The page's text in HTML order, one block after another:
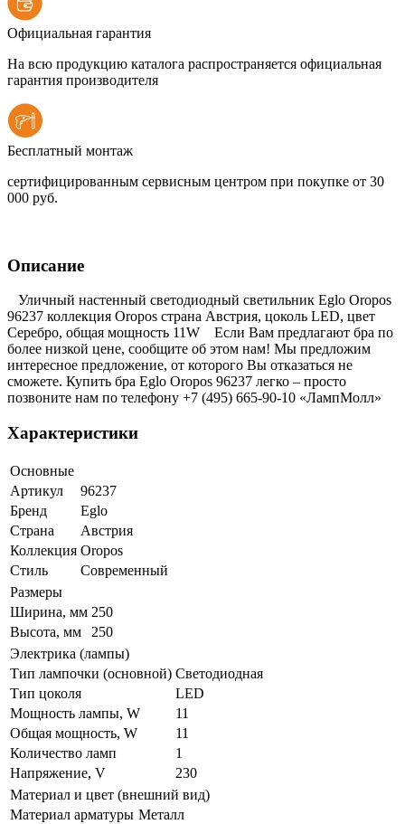
Официальная гарантия
На всю продукцию каталога распространяется официальная
гарантия производителя
Бесплатный монтаж
сертифицированным сервисным центром при покупке от 30
000 руб.
Описание
Уличный настенный светодиодный светильник Eglo Oropos
96237 коллекция Oropos страна Австрия, цоколь LED, цвет
Серебро, общая мощность 11W Если Вам предлагают бра по
более низкой цене, сообщите об этом нам! Мы предложим
интересное предложение, от которого Вы отказаться не
сможете. Купить бра Eglo Oropos 96237 легко – просто
позвоните нам по телефону +7 (495) 665-90-10 «ЛампМолл»
Характеристики
Основные
Артикул
96237
Бренд
Eglo
Страна
Австрия
Коллекция Oropos
Стиль
Современный
Размеры
Ширина, мм 250
Высота, мм
250
Электрика (лампы)
Тип лампочки (основной) Светодиодная
Тип цоколя
LED
Мощность лампы, W
11
Общая мощность, W
11
Количество ламп
1
Напряжение, V
230
Материал и цвет (внешний вид)
Материал арматуры Металл